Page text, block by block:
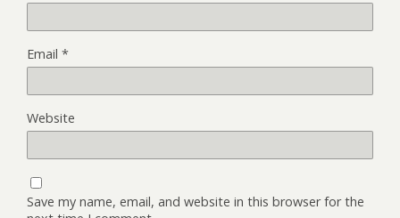
Email *
Website
Save my name, email, and website in this browser for the